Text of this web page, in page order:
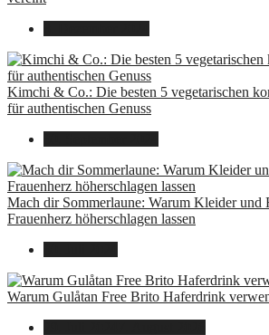
Kimchi & Co.: Die besten 5 vegetarischen
für authentischen Genuss
Mach dir Sommerlaune: Warum Kleider und
Frauenherz höherschlagen lassen
Warum Gulåtan Free Brito Haferdrink